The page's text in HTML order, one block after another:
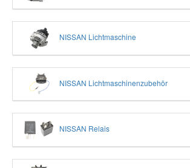
NISSAN Lichtmaschine
NISSAN Lichtmaschinenzubehör
NISSAN Relais